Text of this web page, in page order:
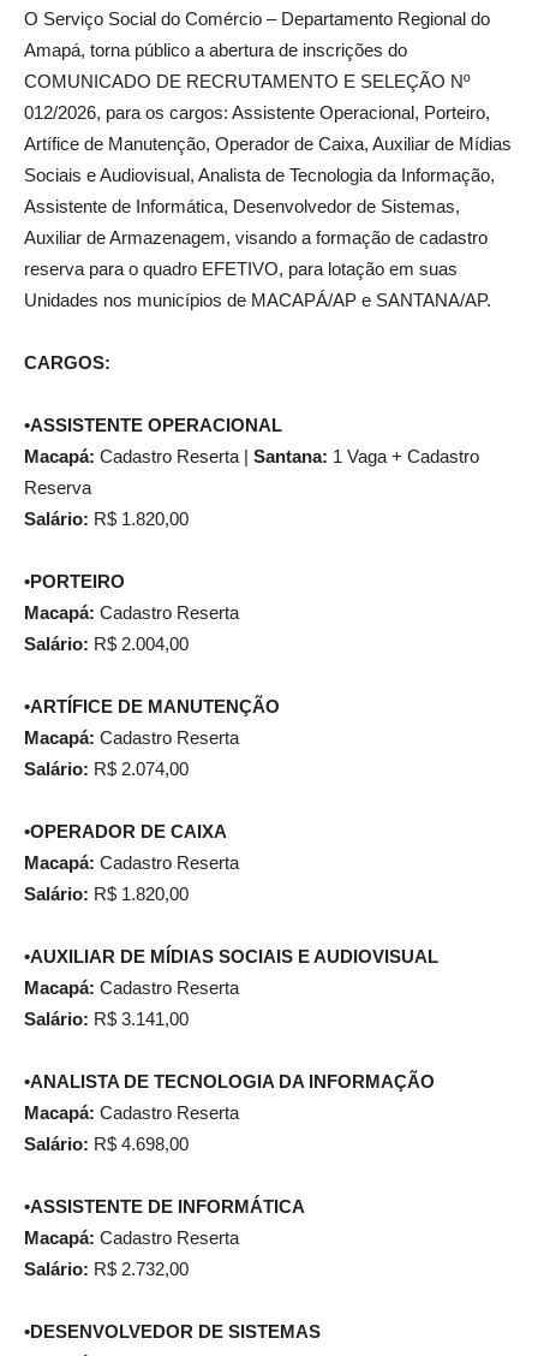
O Serviço Social do Comércio – Departamento Regional do
Amapá, torna público a abertura de inscrições do
COMUNICADO DE RECRUTAMENTO E SELEÇÃO Nº
012/2026, para os cargos: Assistente Operacional, Porteiro,
Artífice de Manutenção, Operador de Caixa, Auxiliar de Mídias
Sociais e Audiovisual, Analista de Tecnologia da Informação,
Assistente de Informática, Desenvolvedor de Sistemas,
Auxiliar de Armazenagem, visando a formação de cadastro
reserva para o quadro EFETIVO, para lotação em suas
Unidades nos municípios de MACAPÁ/AP e SANTANA/AP.
CARGOS:
•ASSISTENTE OPERACIONAL
Macapá: Cadastro Reserta | Santana: 1 Vaga + Cadastro
Reserva
Salário: R$ 1.820,00
•PORTEIRO
Macapá: Cadastro Reserta
Salário: R$ 2.004,00
•ARTÍFICE DE MANUTENÇÃO
Macapá: Cadastro Reserta
Salário: R$ 2.074,00
•OPERADOR DE CAIXA
Macapá: Cadastro Reserta
Salário: R$ 1.820,00
•AUXILIAR DE MÍDIAS SOCIAIS E AUDIOVISUAL
Macapá: Cadastro Reserta
Salário: R$ 3.141,00
•ANALISTA DE TECNOLOGIA DA INFORMAÇÃO
Macapá: Cadastro Reserta
Salário: R$ 4.698,00
•ASSISTENTE DE INFORMÁTICA
Macapá: Cadastro Reserta
Salário: R$ 2.732,00
•DESENVOLVEDOR DE SISTEMAS